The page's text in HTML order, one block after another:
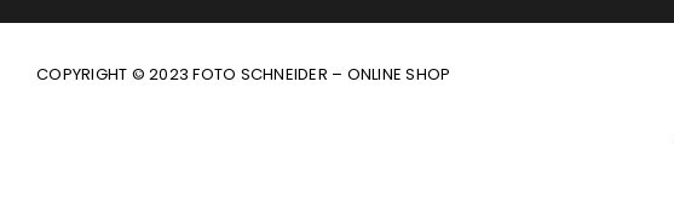
COPYRIGHT © 2023 FOTO SCHNEIDER – ONLINE SHOP